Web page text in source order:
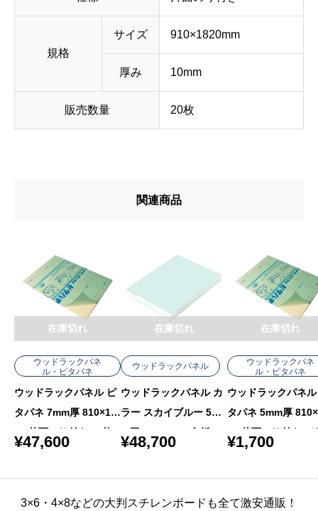
規格
サイズ 910×1820mm
厚み 10mm
販売数量 20枚
関連商品
ウッドラックパネ
ル・ピタパネ
ウッドラックパネル ピ
タパネ 7mm厚 810×11
20 片面のり付き 30枚
¥47,600
在庫切れ
ウッドラックパネル
ウッドラックパネル カ
ラー スカイブルー 5m
m厚 760×1080 色板 40
枚梱包
¥48,700
在庫切れ
ウッドラックパネ
ル・ピタパネ
ウッドラックパネ
タパネ 5mm厚
20 片面のり付き バ
¥1,700
在庫切れ
3×6・4×8などの大判スチレンボードも全て激安通販！